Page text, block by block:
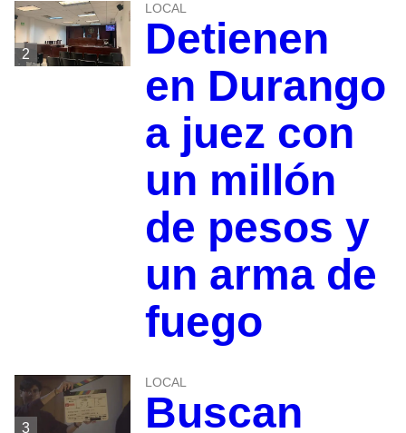
2
LOCAL
Detienen
en Durango
a juez con
un millón
de pesos y
un arma de
fuego
3
LOCAL
Buscan